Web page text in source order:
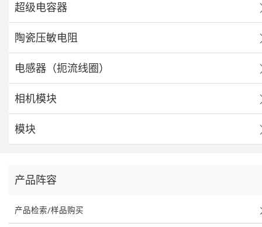
超级电容器
陶瓷压敏电阻
电感器（扼流线圈）
相机模块
模块
产品阵容
产品检索/样品购买